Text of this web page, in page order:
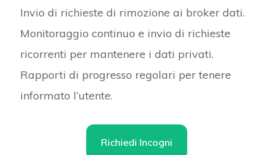
Invio di richieste di rimozione ai broker dati.
Monitoraggio continuo e invio di richieste
ricorrenti per mantenere i dati privati.
Rapporti di progresso regolari per tenere
informato l’utente.
Richiedi Incogni